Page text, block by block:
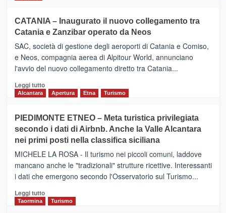
CATANIA – Inaugurato il nuovo collegamento tra
Catania e Zanzibar operato da Neos
SAC, società di gestione degli aeroporti di Catania e Comiso,
e Neos, compagnia aerea di Alpitour World, annunciano
l'avvio del nuovo collegamento diretto tra Catania...
Leggi tuttoLeggi
CATANIA
–
Inaugurato
il
nuovo
collegamento
tra
e
Zanzibar
Alcantara Apertura Etna Turismo
PIEDIMONTE ETNEO – Meta turistica privilegiata
secondo i dati di Airbnb. Anche la Valle Alcantara
nei primi posti nella classifica siciliana
MICHELE LA ROSA - Il turismo nei piccoli comuni, laddove
mancano anche le "tradizionali" strutture ricettive. Interessanti
i dati che emergono secondo l'Osservatorio sul Turismo...
Leggi tuttoLeggi
Taormina Turismo